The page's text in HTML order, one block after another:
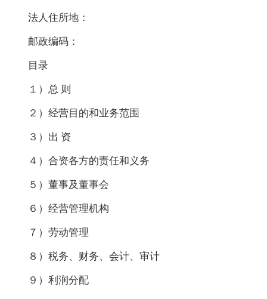
法人住所地：
邮政编码：
目录
１）总 则
２）经营目的和业务范围
３）出 资
４）合资各方的责任和义务
５）董事及董事会
６）经营管理机构
７）劳动管理
８）税务、财务、会计、审计
９）利润分配